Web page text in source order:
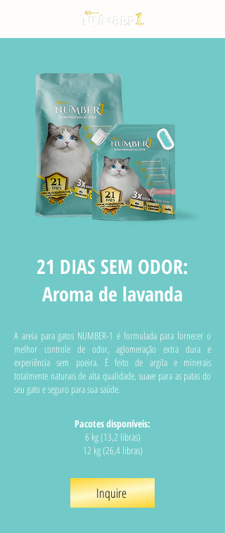
21 DIAS SEM ODOR:
Aroma de lavanda
A areia para gatos NUMBER-1 é formulada para fornecer o
melhor controle de odor, aglomeração extra dura e
experiência sem poeira. É feito de argila e minerais
totalmente naturais de alta qualidade, suave para as patas do
seu gato e seguro para sua saúde.
Pacotes disponíveis:
6 kg (13,2 libras)
12 kg (26,4 libras)
Inquire